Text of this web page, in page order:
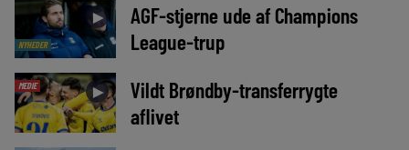
NYHEDER
►
AGF-stjerne ude af Champions
League-trup
MEDIE ►
Vildt Brøndby-transferrygte
aflivet